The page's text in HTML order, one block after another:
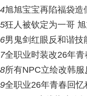
4旭旭宝宝再陷福袋
5狂人被钦定为一哥
6男鬼剑红眼反和谐
7全职业时装改26年
8所有NPC立绘改韩
9全职业26年青春回